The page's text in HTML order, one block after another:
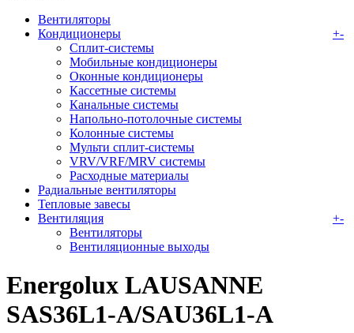
Вентиляторы
Кондиционеры
+-
Сплит-системы
Мобильные кондиционеры
Оконные кондиционеры
Кассетные системы
Канальные системы
Напольно-потолочные системы
Колонные системы
Мульти сплит-системы
VRV/VRF/MRV системы
Расходные материалы
Радиальные вентиляторы
Тепловые завесы
Вентиляция
+-
Вентиляторы
Вентиляционные выходы
Energolux LAUSANNE
SAS36L1-A/SAU36L1-A